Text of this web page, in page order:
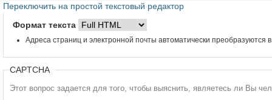
Переключить на простой текстовый редактор
Формат текста
Адреса страниц и электронной почты автоматически преобразуются
CAPTCHA
Этот вопрос задается для того, чтобы выяснить, являетесь ли Вы